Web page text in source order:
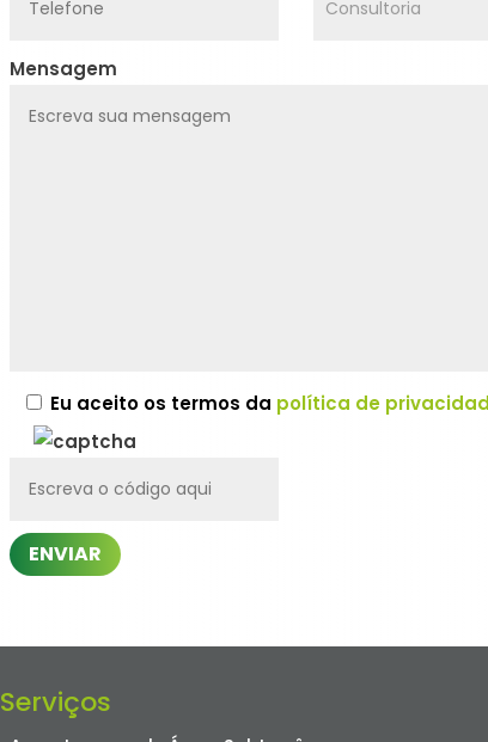
Mensagem
Eu aceito os termos da política de
ENVIAR
Serviços